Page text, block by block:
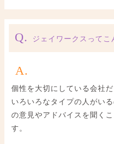
Q. ジェイワークスってこ
A.
個性を大切にしている会社だ
いろいろなタイプの人がい
の意見やアドバイスを聞く
す。